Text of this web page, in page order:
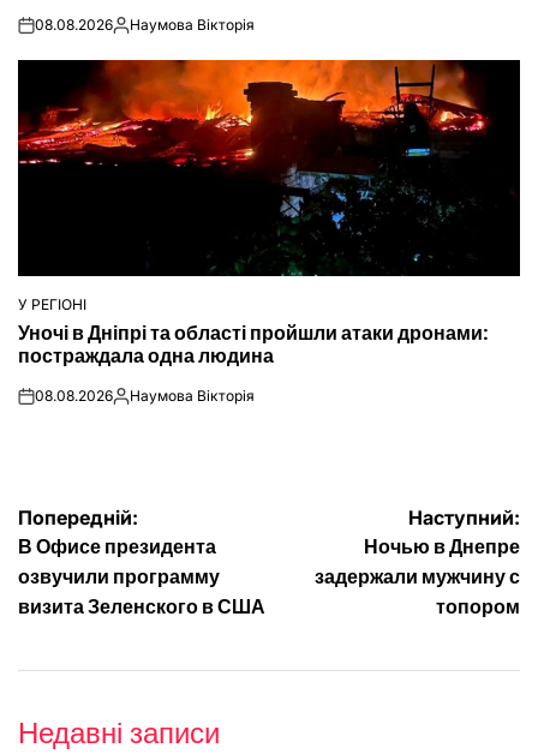
on08.08.2026Опубліковано
Наумова Вікторія
ОПУБЛІКУВАТИ
У
У РЕГІОНІ
Уночі в Дніпрі та області пройшли атаки дронами:
постраждала одна людина
on08.08.2026Опубліковано
Наумова Вікторія
Навігація
записів
Попередній:
В Офисе президента
озвучили программу
визита Зеленского в США
Наступний:
Ночью в Днепре
задержали мужчину с
топором
Недавні записи